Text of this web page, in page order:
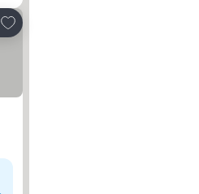
Lisää suosikkeihin